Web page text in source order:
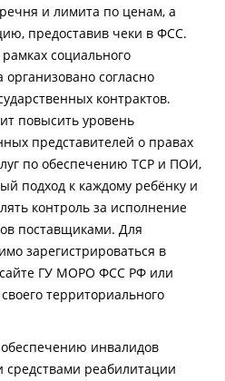
и лимита по ценам, а
предоставив чеки в ФСС.
социального
организовано согласно
контрактов.
повысить уровень
представителей о правах
по обеспечению ТСР и ПОИ,
подход к каждому ребёнку и
контроль за исполнение
поставщиками. Для
зарегистрироваться в
сайте ГУ МОРО ФСС РФ или
территориального
инвалидов
реабилитации